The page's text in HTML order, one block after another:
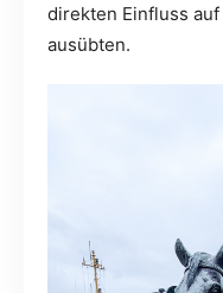
direkten Einfluss
ausübten.